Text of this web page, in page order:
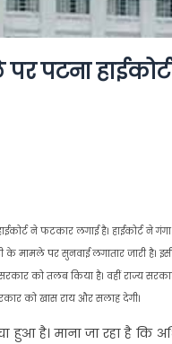
पटना
ने फटकार लगाई है। हाईकोर्ट ने
के मामले पर सुनवाई लगातार जारी
को तलब किया है। वहीं राज्य
को खास राय और सलाह देगी।
है। माना जा रहा है कि